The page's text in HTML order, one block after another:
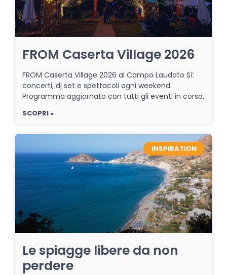
FROM Caserta Village 2026
FROM Caserta Village 2026 al Campo Laudato Sì:
concerti, dj set e spettacoli ogni weekend.
Programma aggiornato con tutti gli eventi in corso.
SCOPRI »
INSPIRATION
Le spiagge libere da non
perdere